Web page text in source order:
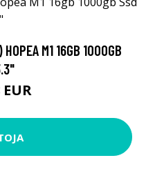
M1 16GB 1000GB